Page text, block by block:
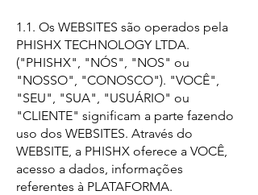
1.1. Os WEBSITES são operados pela
PHISHX TECHNOLOGY LTDA.
("PHISHX", "NÓS", "NOS" ou
"NOSSO", "CONOSCO"). "VOCÊ",
"SEU", "SUA", "USUÁRIO" ou
"CLIENTE" significam a parte fazendo
uso dos WEBSITES. Através do
WEBSITE, a PHISHX oferece a VOCÊ,
acesso a dados, informações
referentes à PLATAFORMA.